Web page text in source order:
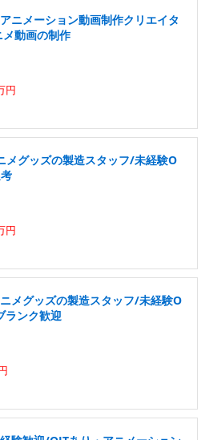
ニメーション動画制作クリエイタ
動画の制作
円
メグッズの製造スタッフ/未経験O
円
メグッズの製造スタッフ/未経験O
ランク歓迎